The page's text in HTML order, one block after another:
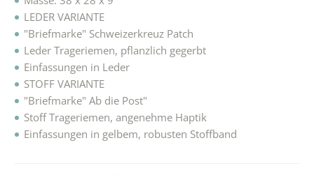
LEDER VARIANTE
"Briefmarke" Schweizerkreuz Patch
Leder Trageriemen, pflanzlich gegerbt
Einfassungen in Leder
STOFF VARIANTE
"Briefmarke" Ab die Post"
Stoff Trageriemen, angenehme Haptik
Einfassungen in gelbem, robusten Stoffband